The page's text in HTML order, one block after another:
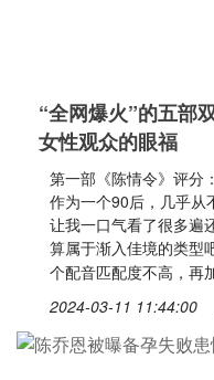
“全网爆火”的五部
女性观众的眼福
第一部《陈情令》评分
作为一个90后，几乎从
让我一口气看了很多遍
算属于渐入佳境的类型
个配音匹配度不高，再
2024-03-11 11:44:00